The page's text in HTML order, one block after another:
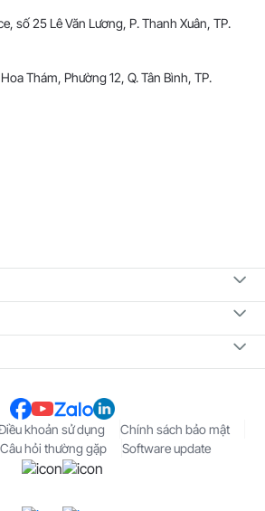
số 25 Lê Văn Lương, P. Thanh Xuân, TP.
Thám, Phường 12, Q. Tân Bình, TP.
khoản sử dụng
Chính sách bảo mật
Câu hỏi thường gặp Software update